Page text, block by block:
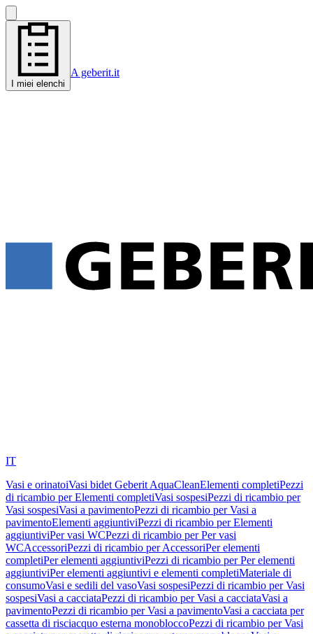
I miei elenchi
A geberit.it
IT
Vasi e orinatoiVasi bidet Geberit AquaCleanElementi completiPezzi
di ricambio per Elementi completiVasi sospesiPezzi di ricambio per
Vasi sospesiVasi a pavimentoPezzi di ricambio per Vasi a
pavimentoElementi aggiuntiviPezzi di ricambio per Elementi
aggiuntiviPer vasi WCPezzi di ricambio per Per vasi
WCAccessoriPezzi di ricambio per AccessoriPer elementi
completiPer elementi aggiuntiviPezzi di ricambio per Per elementi
aggiuntiviPer elementi aggiuntivi e elementi completiMateriale di
consumoVasi e sedili del vasoVasi sospesiPezzi di ricambio per Vasi
sospesiVasi a cacciataPezzi di ricambio per Vasi a cacciataVasi a
pavimentoPezzi di ricambio per Vasi a pavimentoVasi a cacciata per
cassetta di risciacquo esterna monobloccoPezzi di ricambio per Vasi